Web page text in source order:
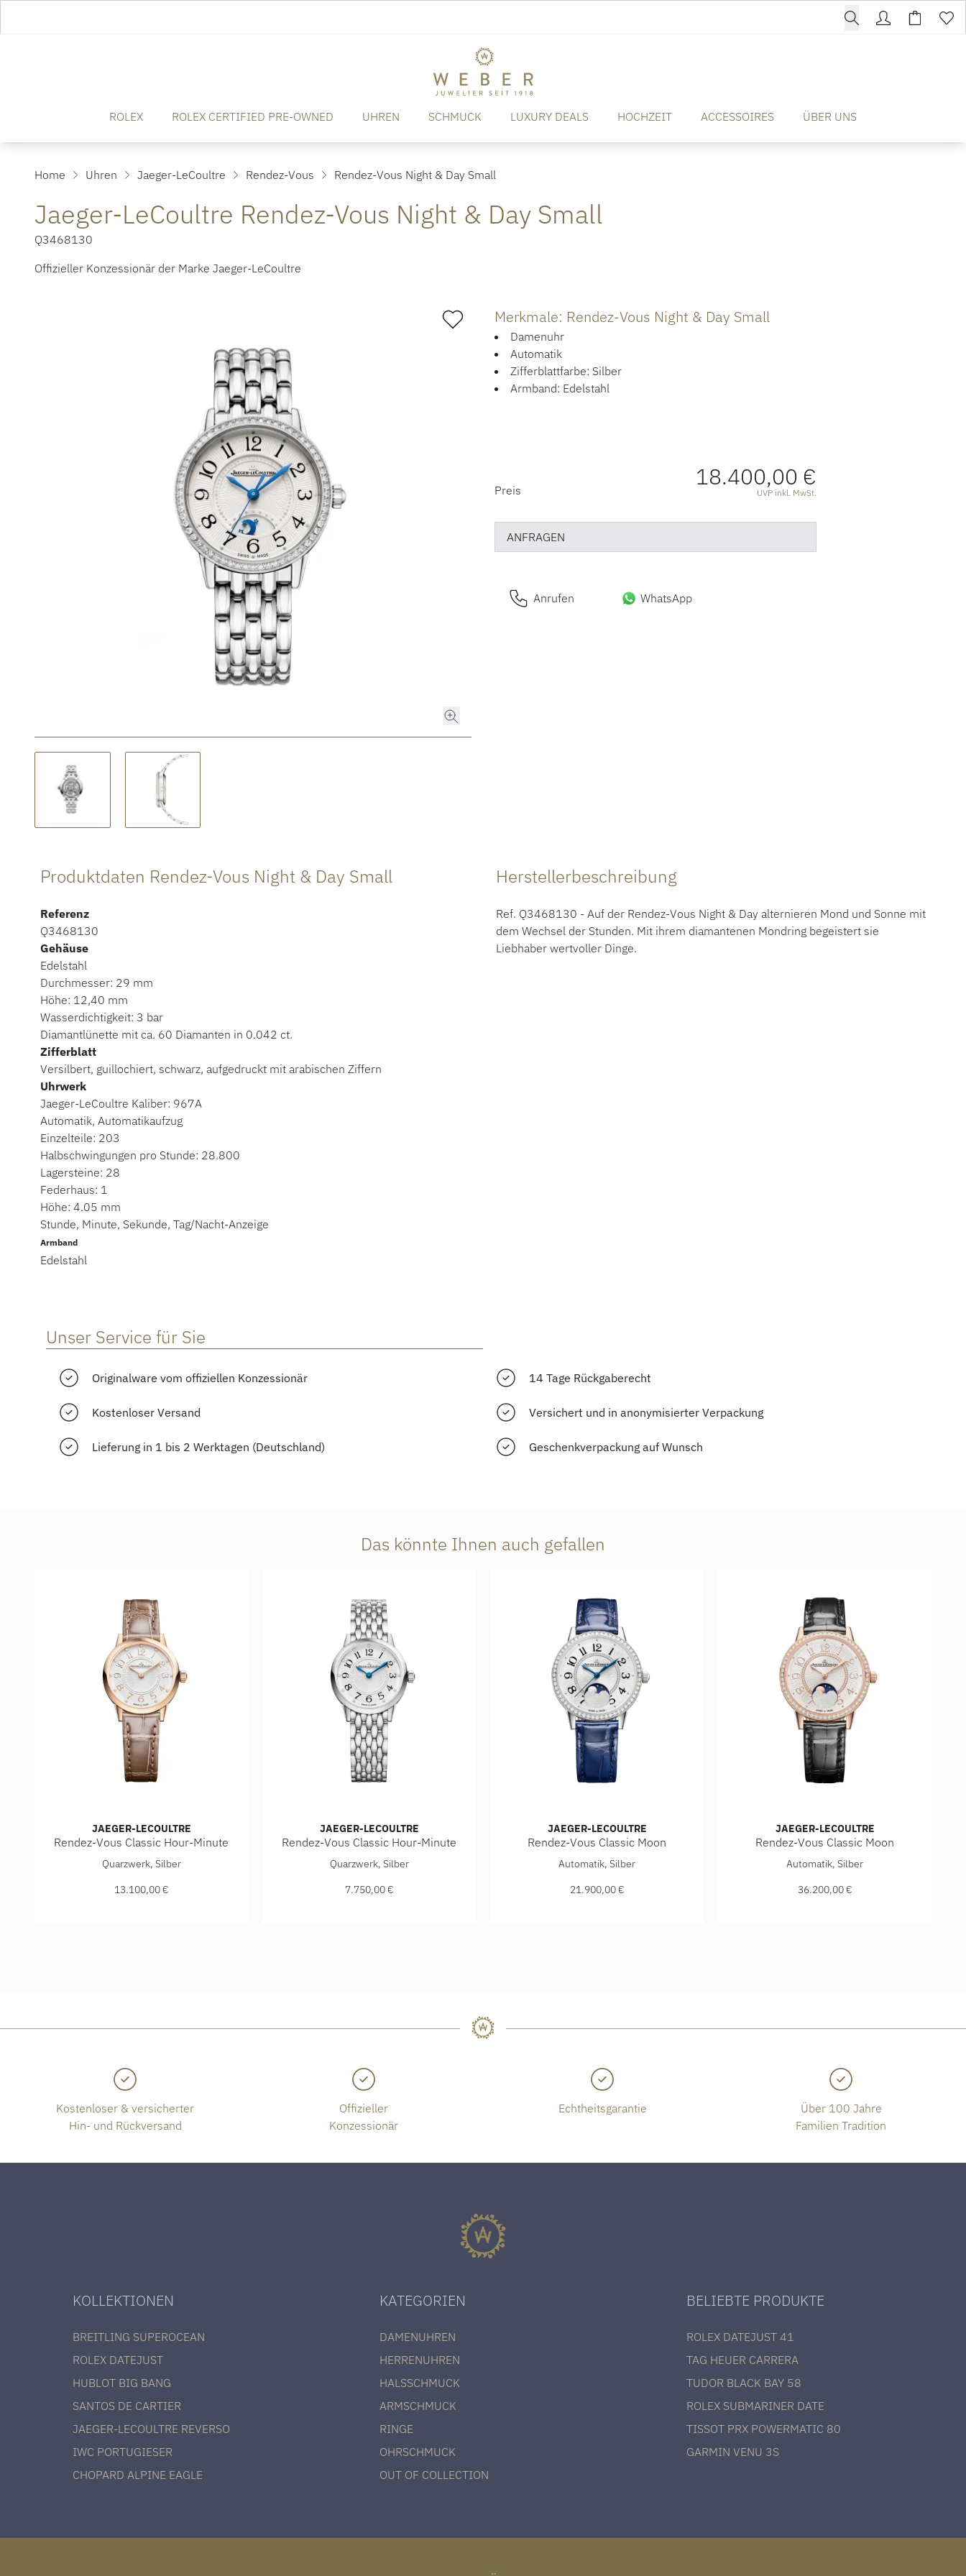
ROLEX ROLEX CERTIFIED PRE-OWNED UHREN SCHMUCK LUXURY DEALS HOCHZEIT ACCESSOIRES ÜBER UNS
Home Uhren Jaeger-LeCoultre Rendez-Vous Rendez-Vous Night & Day Small
Jaeger-LeCoultre Rendez-Vous Night & Day Small
Q3468130
Offizieller Konzessionär der Marke Jaeger-LeCoultre
Merkmale: Rendez-Vous Night & Day Small
Damenuhr
Automatik
Zifferblattfarbe: Silber
Armband: Edelstahl
PREISINFORMATIONEN
Preis 18.400,00 €
UVP inkl. MwSt.
ANFRAGEN
Anrufen WhatsApp
Produktdaten Rendez-Vous Night & Day Small
Referenz
Q3468130
Gehäuse
Edelstahl
Durchmesser: 29 mm
Höhe: 12,40 mm
Wasserdichtigkeit: 3 bar
Diamantlünette mit ca. 60 Diamanten in 0.042 ct.
Zifferblatt
Versilbert, guillochiert, schwarz, aufgedruckt mit arabischen Ziffern
Uhrwerk
Jaeger-LeCoultre Kaliber: 967A
Automatik, Automatikaufzug
Einzelteile: 203
Halbschwingungen pro Stunde: 28.800
Lagersteine: 28
Federhaus: 1
Höhe: 4.05 mm
Stunde, Minute, Sekunde, Tag/Nacht-Anzeige
Armband
Edelstahl
Herstellerbeschreibung
Ref. Q3468130 - Auf der Rendez-Vous Night & Day alternieren Mond und Sonne mit
dem Wechsel der Stunden. Mit ihrem diamantenen Mondring begeistert sie
Liebhaber wertvoller Dinge.
Unser Service für Sie
Originalware vom offiziellen Konzessionär 14 Tage Rückgaberecht
Kostenloser Versand Versichert und in anonymisierter Verpackung
Lieferung in 1 bis 2 Werktagen (Deutschland) Geschenkverpackung auf Wunsch
Das könnte Ihnen auch gefallen
JAEGER-LECOULTRE
Rendez-Vous Classic Hour-Minute
Jaeger-LeCoultre Rendez-Vous Classic Hour-Minute, Ref: Q3652520, Preis: 13.100,00 €
Quarzwerk, Silber
13.100,00 €
JAEGER-LECOULTRE
Rendez-Vous Classic Hour-Minute
Jaeger-LeCoultre Rendez-Vous Classic Hour-Minute, Ref: Q3658110, Preis: 7.750,00 €
Quarzwerk, Silber
7.750,00 €
JAEGER-LECOULTRE
Rendez-Vous Classic Moon
Jaeger-LeCoultre Rendez-Vous Classic Moon, Ref: Q3578431, Preis: 21.900,00 €
Automatik, Silber
21.900,00 €
JAEGER-LECOULTRE
Rendez-Vous Classic Moon
Jaeger-LeCoultre Rendez-Vous Classic
Automatik, Silber
36.200,00 €
Kostenloser & versicherter
Hin- und Rückversand
Offizieller
Konzessionär
Echtheitsgarantie
Über 100 Jahre
Familien Tradition
KOLLEKTIONEN
BREITLING SUPEROCEAN
ROLEX DATEJUST
HUBLOT BIG BANG
SANTOS DE CARTIER
JAEGER-LECOULTRE REVERSO
IWC PORTUGIESER
CHOPARD ALPINE EAGLE
KATEGORIEN
DAMENUHREN
HERRENUHREN
HALSSCHMUCK
ARMSCHMUCK
RINGE
OHRSCHMUCK
OUT OF COLLECTION
BELIEBTE PRODUKTE
ROLEX DATEJUST 41
TAG HEUER CARRERA
TUDOR BLACK BAY 58
ROLEX SUBMARINER DATE
TISSOT PRX POWERMATIC 80
GARMIN VENU 3S